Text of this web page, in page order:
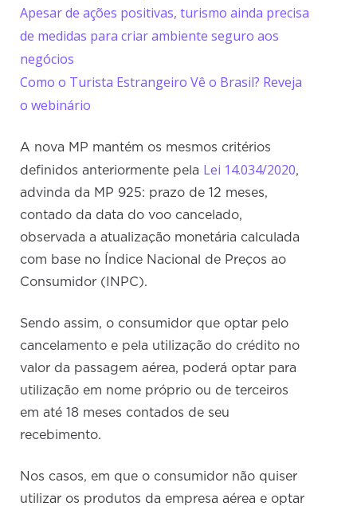
Apesar de ações positivas, turismo ainda precisa
de medidas para criar ambiente seguro aos
negócios
Como o Turista Estrangeiro Vê o Brasil? Reveja
o webinário
A nova MP mantém os mesmos critérios
definidos anteriormente pela Lei 14.034/2020,
advinda da MP 925: prazo de 12 meses,
contado da data do voo cancelado,
observada a atualização monetária calculada
com base no Índice Nacional de Preços ao
Consumidor (INPC).
Sendo assim, o consumidor que optar pelo
cancelamento e pela utilização do crédito no
valor da passagem aérea, poderá optar para
utilização em nome próprio ou de terceiros
em até 18 meses contados de seu
recebimento.
Nos casos, em que o consumidor não quiser
utilizar os produtos da empresa aérea e optar